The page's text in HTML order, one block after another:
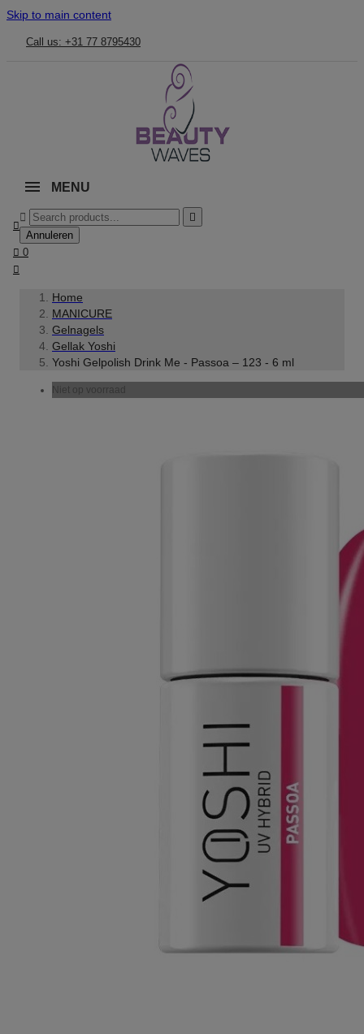
Skip to main content
Call us: +31 77 8795430
MENU



Annuleren
 0

Home
MANICURE
Gelnagels
Gellak Yoshi
Yoshi Gelpolish Drink Me - Passoa – 123 - 6 ml
Niet op voorraad